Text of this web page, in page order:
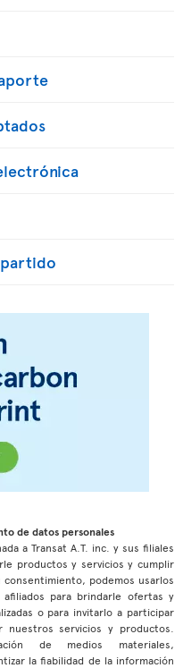
de datos personales
a Transat A.T. inc. y sus filiales
productos y servicios y cumplir
podemos usarlos
para brindarle ofertas y
o para invitarlo a participar
servicios y productos.
de medios materiales,
la fiabilidad de la información